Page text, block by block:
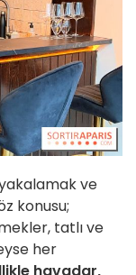
ve
konusu;
tatlı ve
her
havadar,